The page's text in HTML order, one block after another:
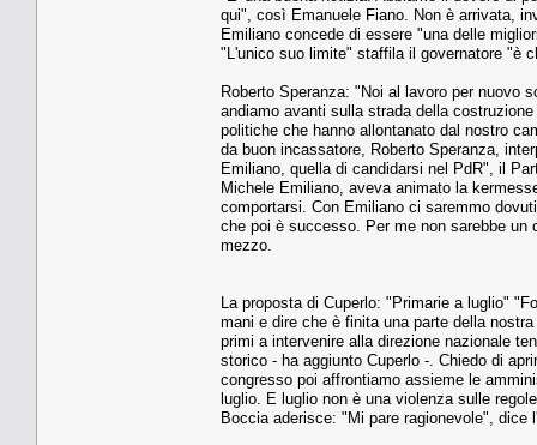
qui", così Emanuele Fiano. Non è arrivata,
Emiliano concede di essere "una delle
"L'unico suo limite" staffila il governatore "è
Roberto Speranza: "Noi al lavoro per nuovo
andiamo avanti sulla strada della
politiche che hanno allontanato dal nostro
da buon incassatore, Roberto Speranza,
Emiliano, quella di candidarsi nel PdR", il
Michele Emiliano, aveva animato la
comportarsi. Con Emiliano ci saremmo
che poi è successo. Per me non sarebbe
mezzo.
La proposta di Cuperlo: "Primarie a luglio"
mani e dire che è finita una parte della
primi a intervenire alla direzione nazionale
storico - ha aggiunto Cuperlo -. Chiedo di
congresso poi affrontiamo assieme le
luglio. E luglio non è una violenza sulle
Boccia aderisce: "Mi pare ragionevole",